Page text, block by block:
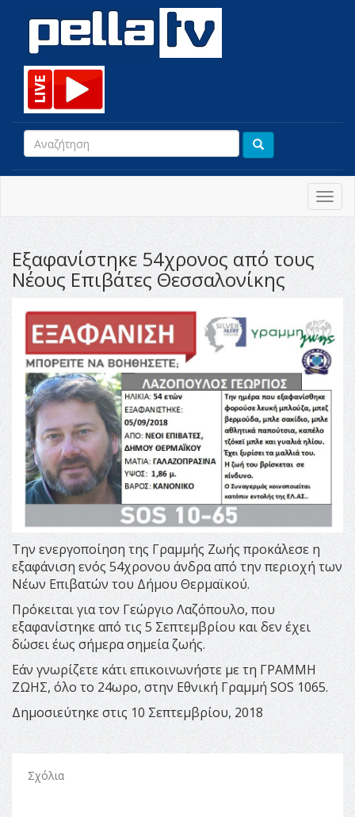
Εξαφανίστηκε 54χρονος από τους
Νέους Επιβάτες Θεσσαλονίκης
Την ενεργοποίηση της Γραμμής Ζωής προκάλεσε η
εξαφάνιση ενός 54χρονου άνδρα από την περιοχή των
Νέων Επιβατών του Δήμου Θερμαϊκού.
Πρόκειται για τον Γεώργιο Λαζόπουλο, που
εξαφανίστηκε από τις 5 Σεπτεμβρίου και δεν έχει
δώσει έως σήμερα σημεία ζωής.
Εάν γνωρίζετε κάτι επικοινωνήστε με τη ΓΡΑΜΜΗ
ΖΩΗΣ, όλο το 24ωρο, στην Εθνική Γραμμή SOS 1065.
Δημοσιεύτηκε στις 10 Σεπτεμβρίου, 2018
Σχόλια